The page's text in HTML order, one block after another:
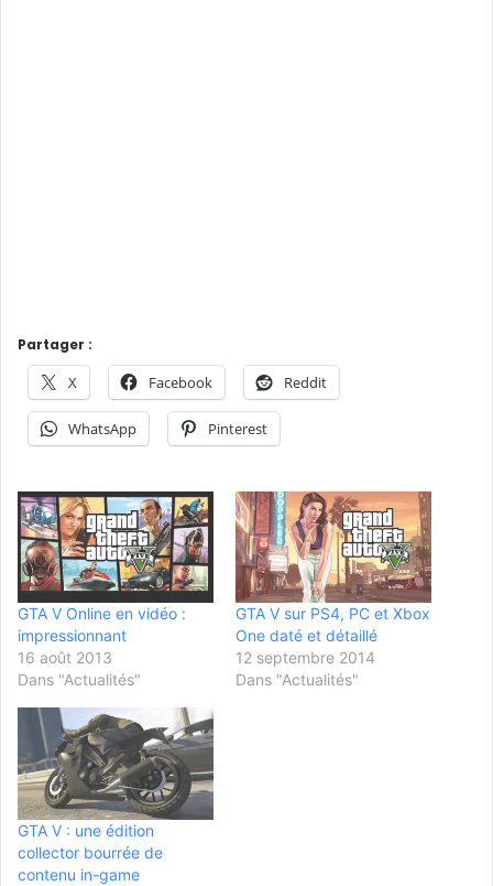
Partager :
X Facebook Reddit
WhatsApp Pinterest
GTA V Online en vidéo :
impressionnant
16 août 2013
Dans "Actualités"
GTA V sur PS4, PC et Xbox
One daté et détaillé
12 septembre 2014
Dans "Actualités"
GTA V : une édition
collector bourrée de
contenu in-game